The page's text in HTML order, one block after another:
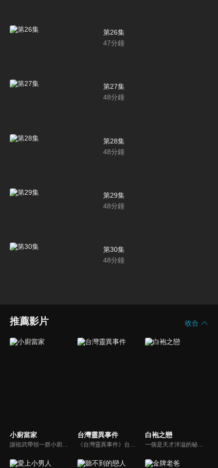
第26集
47分鐘
第27集
48分鐘
第28集
48分鐘
第29集
48分鐘
第30集
48分鐘
推薦影片 收合
小廚當家 台灣靈異事件 白袍之戀
一個是天才洋溢的秘密怪醫莫凡，一個是鋒芒畢露的帥氣名醫啟修，同時都愛上教授的女兒逸寧。不幸地逸寧跟她死去的母親罹患一樣的絕症，啟修、莫凡跟教授都對這個病束手無策之際，莫凡得到逸寧的同意，隱瞞了啟修跟教授而幫逸寧動手術，令逸寧進入長期休眠的狀態…